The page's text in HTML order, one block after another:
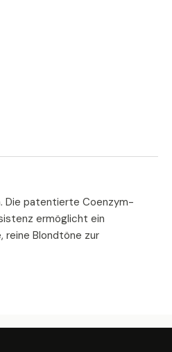
Die patentierte Coenzym-
ermöglicht ein
reine Blondtöne zur